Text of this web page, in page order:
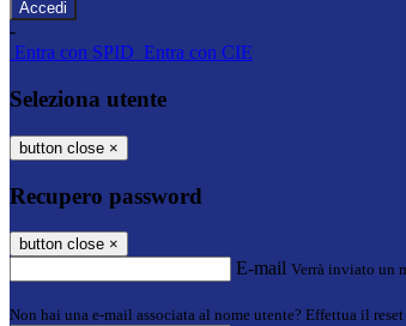
-
Entra con SPID Entra con CIE
Seleziona utente
button close ×
Recupero password
button close ×
E-mail Verrà inviato un
Non hai una e-mail associata al nome utente? Effettua il